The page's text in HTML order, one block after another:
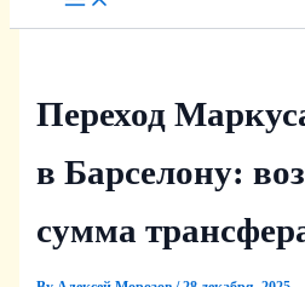
Переход
в Барселону:
сумма